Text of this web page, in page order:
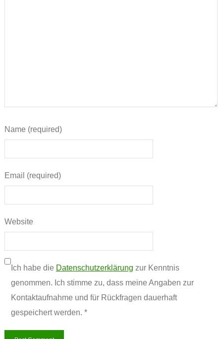
Name (required)
Email (required)
Website
Ich habe die Datenschutzerklärung zur Kenntnis
genommen. Ich stimme zu, dass meine Angaben zur
Kontaktaufnahme und für Rückfragen dauerhaft
gespeichert werden. *